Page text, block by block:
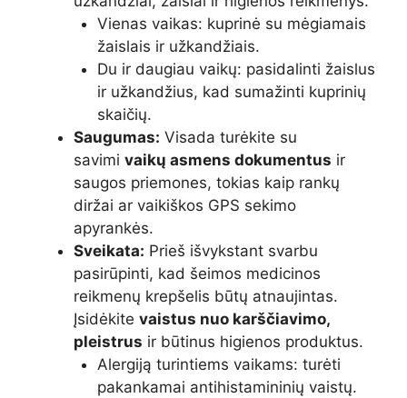
Vienas vaikas: kuprinė su mėgiamais
žaislais ir užkandžiais.
Du ir daugiau vaikų: pasidalinti žaislus
ir užkandžius, kad sumažinti kuprinių
skaičių.
Saugumas: Visada turėkite su
savimi vaikų asmens dokumentus ir
saugos priemones, tokias kaip rankų
diržai ar vaikiškos GPS sekimo
apyrankės.
Sveikata: Prieš išvykstant svarbu
pasirūpinti, kad šeimos medicinos
reikmenų krepšelis būtų atnaujintas.
Įsidėkite vaistus nuo karščiavimo,
pleistrus ir būtinus higienos produktus.
Alergiją turintiems vaikams: turėti
pakankamai antihistamininių vaistų.